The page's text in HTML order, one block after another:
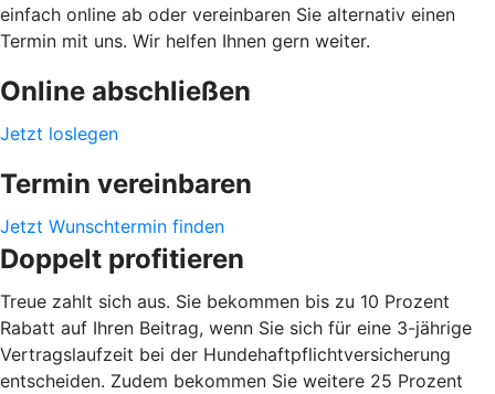
einfach online ab oder vereinbaren Sie alternativ einen
Termin mit uns. Wir helfen Ihnen gern weiter.
Online abschließen
Jetzt loslegen
Termin vereinbaren
Jetzt Wunschtermin finden
Doppelt profitieren
Treue zahlt sich aus. Sie bekommen bis zu 10 Prozent
Rabatt auf Ihren Beitrag, wenn Sie sich für eine 3-jährige
Vertragslaufzeit bei der Hundehaftpflichtversicherung
entscheiden. Zudem bekommen Sie weitere 25 Prozent